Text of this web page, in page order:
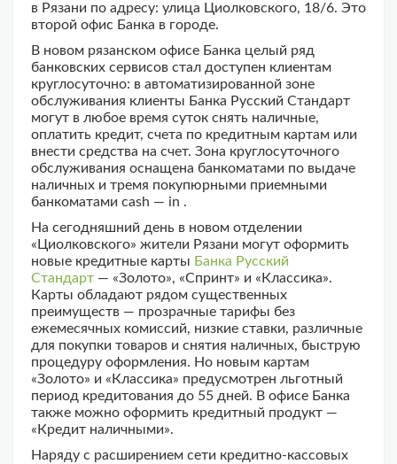
в Рязани по адресу: улица Циолковского, 18/6. Это
второй офис Банка в городе.
В новом рязанском офисе Банка целый ряд
банковских сервисов стал доступен клиентам
круглосуточно: в автоматизированной зоне
обслуживания клиенты Банка Русский Стандарт
могут в любое время суток снять наличные,
оплатить кредит, счета по кредитным картам или
внести средства на счет. Зона круглосуточного
обслуживания оснащена банкоматами по выдаче
наличных и тремя покупюрными приемными
банкоматами cash — in .
На сегодняшний день в новом отделении
«Циолковского» жители Рязани могут оформить
новые кредитные карты Банка Русский
Стандарт — «Золото», «Спринт» и «Классика».
Карты обладают рядом существенных
преимуществ — прозрачные тарифы без
ежемесячных комиссий, низкие ставки, различные
для покупки товаров и снятия наличных, быструю
процедуру оформления. Но новым картам
«Золото» и «Классика» предусмотрен льготный
период кредитования до 55 дней. В офисе Банка
также можно оформить кредитный продукт —
«Кредит наличными».
Наряду с расширением сети кредитно-кассовых